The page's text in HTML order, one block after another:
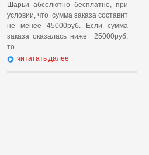
Шарьи абсолютно бесплатно, при
условии, что сумма заказа составит
не менее 45000руб. Если сумма
заказа оказалась ниже 25000руб,
то...
читатать далее